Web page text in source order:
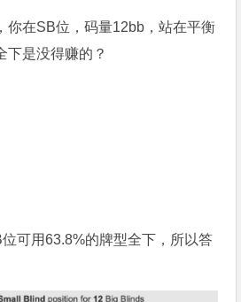
你在SB位，码量12bb，站在平衡
下是没得赚的？
可用63.8%的牌型全下，所以答